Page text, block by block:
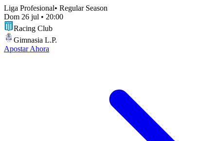
Liga Profesional• Regular Season
Dom 26 jul • 20:00
Racing Club
Gimnasia L.P.
Apostar Ahora